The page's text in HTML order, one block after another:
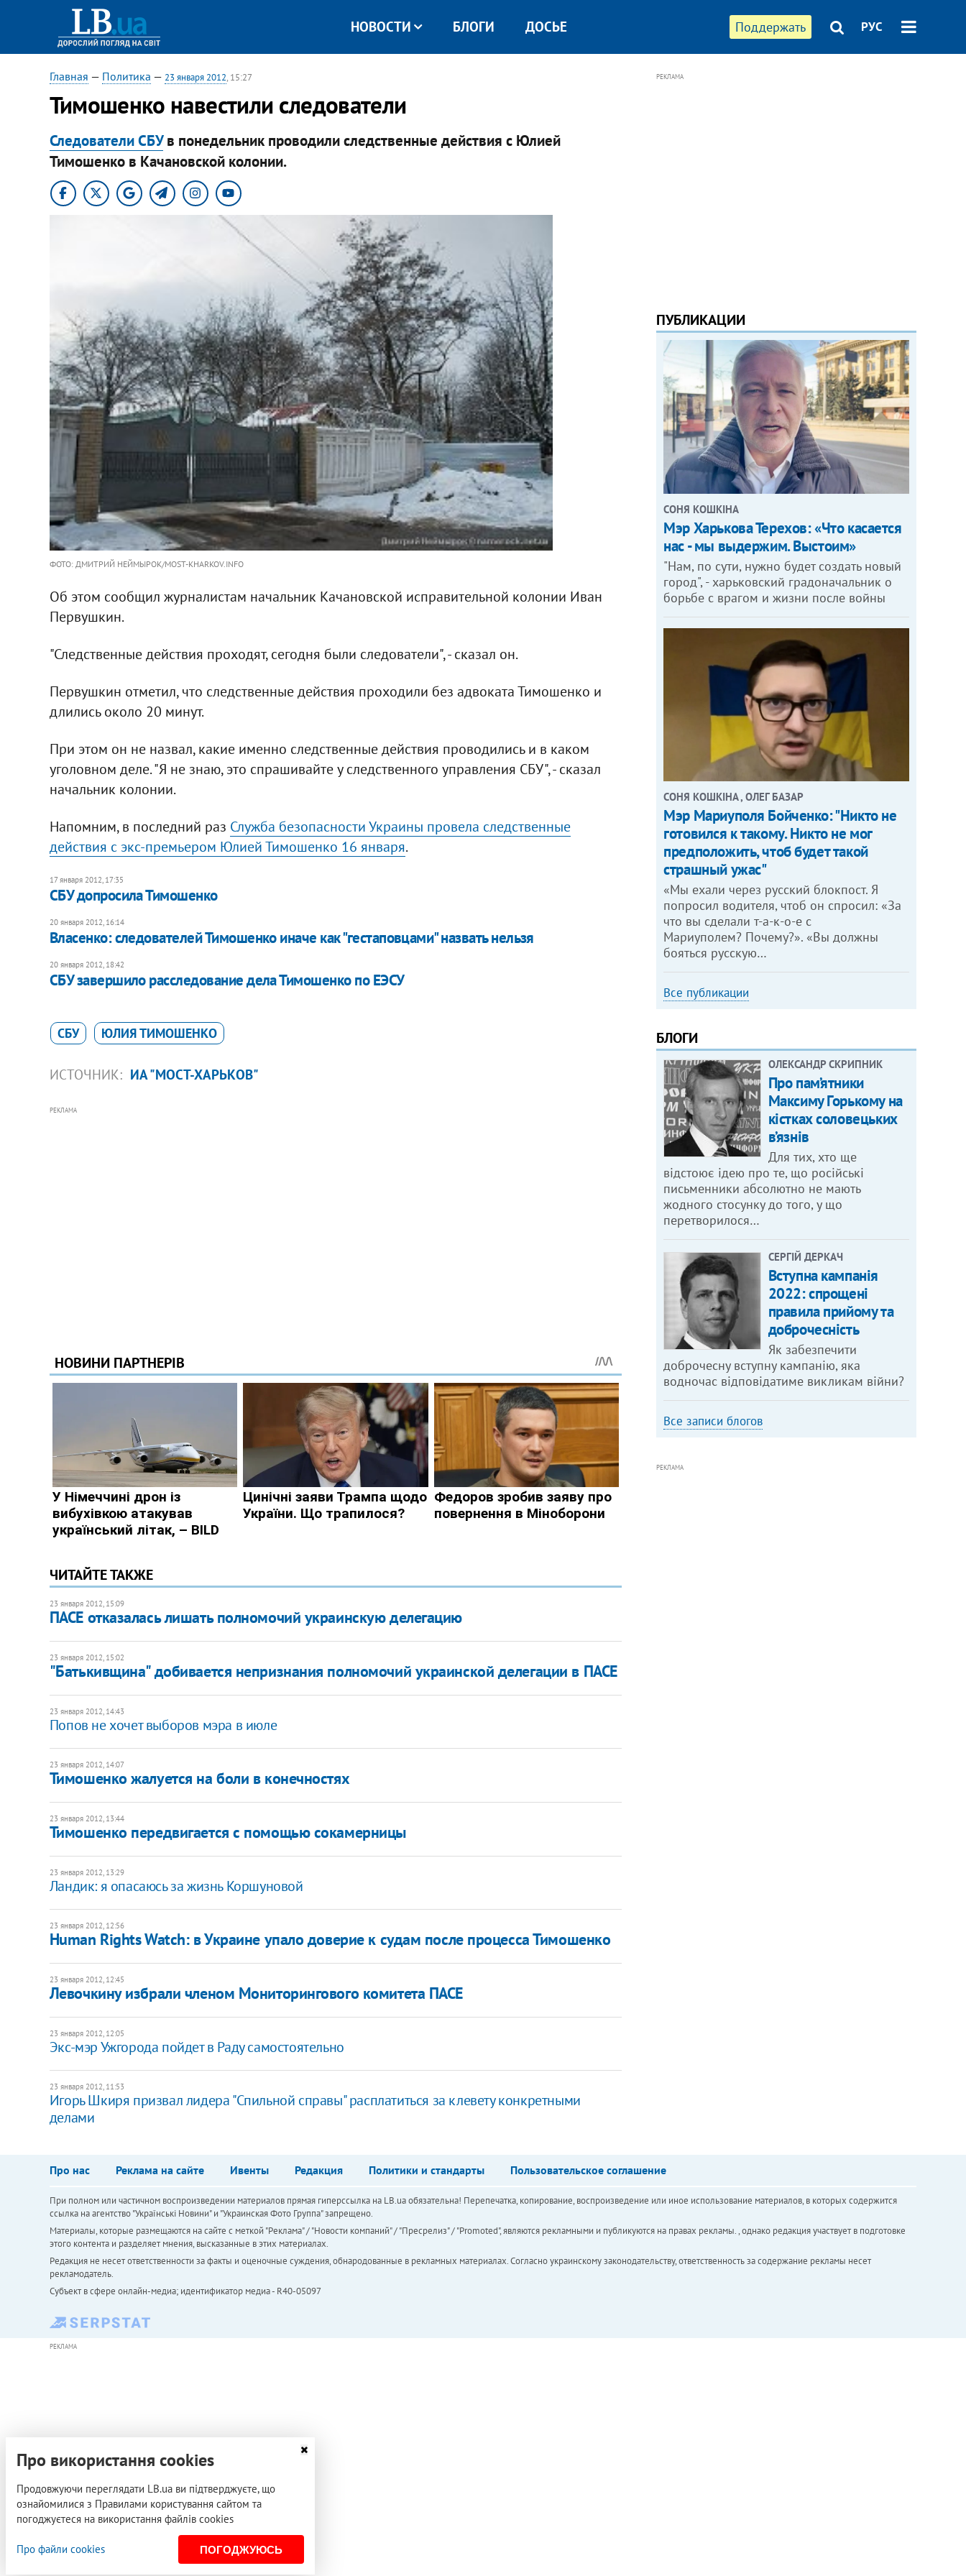
Поддержать РУС
НОВОСТИ БЛОГИ ДОСЬЕ
Главная — Политика — 23 января 2012, 15:27
Тимошенко навестили следователи
Следователи СБУв понедельник проводили следственные действия с Юлией
Тимошенко в Качановской колонии.
ФОТО: ДМИТРИЙ НЕЙМЫРОК/MOST-KHARKOV.INFO
Об этом сообщил журналистам начальник Качановской исправительной колонии Иван
Первушкин.
"Следственные действия проходят, сегодня были следователи", - сказал он.
Первушкин отметил, что следственные действия проходили без адвоката Тимошенко и
длились около 20 минут.
При этом он не назвал, какие именно следственные действия проводились и в каком
уголовном деле. "Я не знаю, это спрашивайте у следственного управления СБУ", - сказал
начальник колонии.
Напомним, в последний раз Служба безопасности Украины провела следственные
действия с экс-премьером Юлией Тимошенко 16 января.
17 января 2012, 17:35
СБУ допросила Тимошенко
20 января 2012, 16:14
Власенко: следователей Тимошенко иначе как "гестаповцами" назвать нельзя
20 января 2012, 18:42
СБУ завершило расследование дела Тимошенко по ЕЭСУ
СБУ ЮЛИЯ ТИМОШЕНКО
ИСТОЧНИК: ИА "МОСТ-ХАРЬКОВ"
РЕКЛАМА
ЧИТАЙТЕ ТАКЖЕ
23 января 2012, 15:09
ПАСЕ отказалась лишать полномочий украинскую делегацию
23 января 2012, 15:02
"Батькивщина" добивается непризнания полномочий украинской делегации в ПАСЕ
23 января 2012, 14:43
Попов не хочет выборов мэра в июле
23 января 2012, 14:07
Тимошенко жалуется на боли в конечностях
23 января 2012, 13:44
Тимошенко передвигается с помощью сокамерницы
23 января 2012, 13:29
​Ландик: я опасаюсь за жизнь Коршуновой
23 января 2012, 12:56
Human Rights Watch: в Украине упало доверие к судам после процесса Тимошенко
23 января 2012, 12:45
​Левочкину избрали членом Мониторингового комитета ПАСЕ
23 января 2012, 12:05
​Экс-мэр Ужгорода пойдет в Раду самостоятельно
23 января 2012, 11:53
Игорь Шкиря призвал лидера "Спильной справы" расплатиться за клевету конкретными
делами
РЕКЛАМА
ПУБЛИКАЦИИ
СОНЯ КОШКІНА
Мэр Харькова Терехов: «Что касается
нас - мы выдержим. Выстоим»
"Нам, по сути, нужно будет создать новый
город", - харьковский градоначальник о
борьбе с врагом и жизни после войны
СОНЯ КОШКІНА , ОЛЕГ БАЗАР
Мэр Мариуполя Бойченко: "Никто не
готовился к такому. Никто не мог
предположить, чтоб будет такой
страшный ужас"
«Мы ехали через русский блокпост. Я
попросил водителя, чтоб он спросил: «За
что вы сделали т-а-к-о-е с
Мариуполем? Почему?». «Вы должны
бояться русскую…
Все публикации
БЛОГИ
ОЛЕКСАНДР СКРИПНИК
Про пам’ятники
Максиму Горькому на
кістках соловецьких
в’язнів
Для тих, хто ще
відстоює ідею про те, що російські
письменники абсолютно не мають
жодного стосунку до того, у що
перетворилося…
СЕРГІЙ ДЕРКАЧ
Вступна кампанія
2022: спрощені
правила прийому та
доброчесність
Як забезпечити
доброчесну вступну кампанію, яка
водночас відповідатиме викликам війни?
Все записи блогов
РЕКЛАМА
Про нас Реклама на сайте Ивенты Редакция Политики и стандарты Пользовательское соглашение
При полном или частичном воспроизведении материалов прямая гиперссылка на LB.ua обязательна! Перепечатка, копирование, воспроизведение или иное использование материалов, в которых содержится
ссылка на агентство "Українськi Новини" и "Украинская Фото Группа" запрещено.
Материалы, которые размещаются на сайте с меткой "Реклама" / "Новости компаний" / "Пресрелиз" / "Promoted", являются рекламными и публикуются на правах рекламы. , однако редакция участвует в подготовке
этого контента и разделяет мнения, высказанные в этих материалах.
Редакция не несет ответственности за факты и оценочные суждения, обнародованные в рекламных материалах. Согласно украинскому законодательству, ответственность за содержание рекламы несет
рекламодатель.
Субъект в сфере онлайн-медиа; идентификатор медиа - R40-05097
РЕКЛАМА
Про використання cookies
Продовжуючи переглядати LB.ua ви підтверджуєте, що
ознайомилися з Правилами користування сайтом та
погоджуєтеся на використання файлів cookies
Про файли cookies ПОГОДЖУЮСЬ